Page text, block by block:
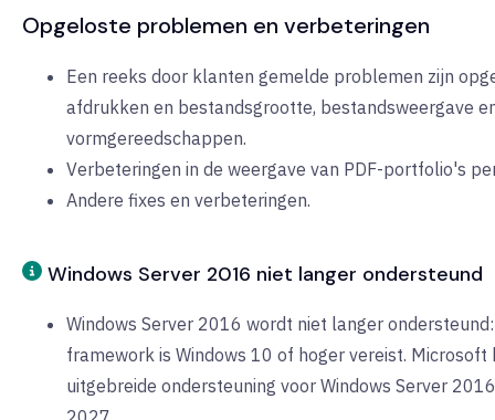
Opgeloste problemen en verbeteringen
Een reeks door klanten gemelde problemen zijn
afdrukken en bestandsgrootte, bestandsweergave
vormgereedschappen.
Verbeteringen in de weergave van PDF-portfolio's
Andere fixes en verbeteringen.
Windows Server 2016 niet langer ondersteund
Windows Server 2016 wordt niet langer
framework is Windows 10 of hoger vereist. Microsoft
uitgebreide ondersteuning voor Windows Server